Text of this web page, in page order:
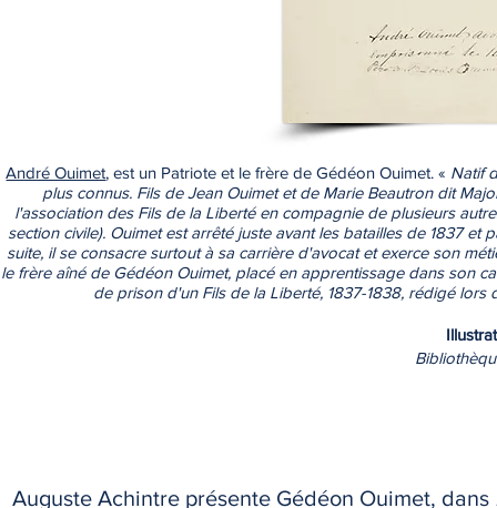
André Ouimet, est un Patriote et le frère de Gédéon Ouimet. « Natif
plus connus. Fils de Jean Ouimet et de Marie Beautron dit
l'association des Fils de la Liberté en compagnie de plusieurs
section civile). Ouimet est arrêté juste avant les batailles de 1837
suite, il se consacre surtout à sa carrière d'avocat et exerce son
le frère aîné de Gédéon Ouimet, placé en apprentissage dans son
de prison d'un Fils de la Liberté, 1837-1838, rédigé lors
Auguste Achintre présente Gédéon Ouimet, dans